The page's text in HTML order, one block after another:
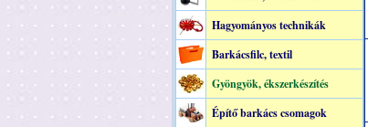
Hagyományos technikák
Barkácsfilc, textil
Gyöngyök, ékszerkészítés
Építő barkács csomagok